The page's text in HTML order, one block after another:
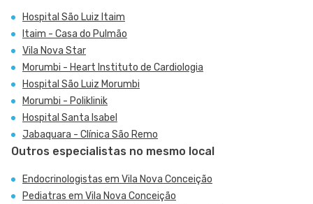
Hospital São Luiz Itaim
Itaim - Casa do Pulmão
Vila Nova Star
Morumbi - Heart Instituto de Cardiologia
Hospital São Luiz Morumbi
Morumbi - Poliklinik
Hospital Santa Isabel
Jabaquara - Clínica São Remo
Outros especialistas no mesmo local
Endocrinologistas em Vila Nova Conceição
Pediatras em Vila Nova Conceição